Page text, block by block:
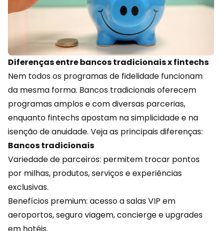
Diferenças entre bancos tradicionais x fintechs
Nem todos os programas de fidelidade funcionam
da mesma forma. Bancos tradicionais oferecem
programas amplos e com diversas parcerias,
enquanto fintechsapostam na simplicidade e na
isenção de anuidade. Veja as principais diferenças:
Bancos tradicionais
Variedade de parceiros: permitem trocar pontos
por milhas, produtos, serviços eexperiências
exclusivas.
Benefícios premium: acesso a salas VIP em
aeroportos, seguro viagem, concierge e upgrades